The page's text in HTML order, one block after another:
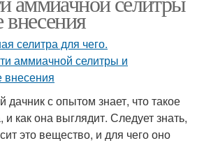
внесения
дачник с опытом знает, что такое
как она выглядит. Следует знать,
это вещество, и для чего оно